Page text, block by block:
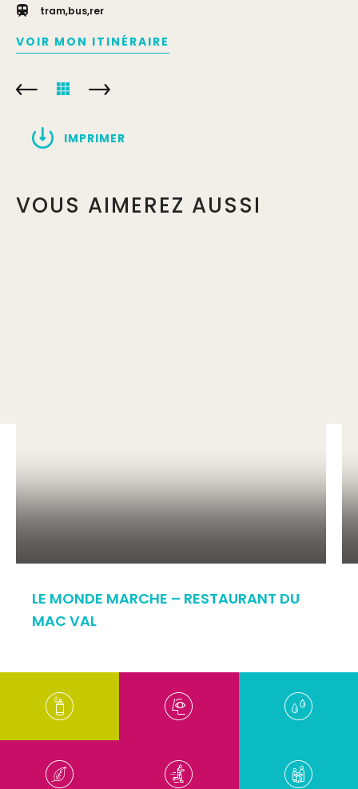
tram,bus,rer
VOIR MON ITINÉRAIRE
IMPRIMER
VOUS AIMEREZ AUSSI
LE MONDE MARCHE – RESTAURANT DU
MAC VAL